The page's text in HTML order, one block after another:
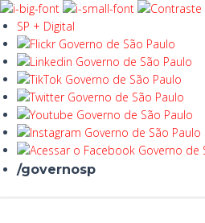
SP + Digital
/governosp